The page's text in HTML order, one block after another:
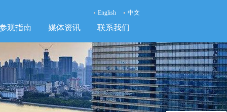
English 中文
观指南 媒体资讯 联系我们